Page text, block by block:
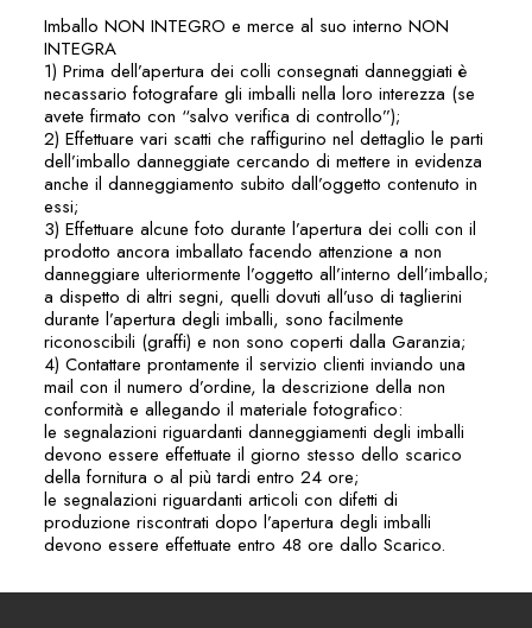
Imballo NON INTEGRO e merce al suo interno NON
INTEGRA
1) Prima dell’apertura dei colli consegnati danneggiati è
necassario fotografare gli imballi nella loro interezza (se
avete firmato con “salvo verifica di controllo”);
2) Effettuare vari scatti che raffigurino nel dettaglio le parti
dell’imballo danneggiate cercando di mettere in evidenza
anche il danneggiamento subito dall’oggetto contenuto in
essi;
3) Effettuare alcune foto durante l’apertura dei colli con il
prodotto ancora imballato facendo attenzione a non
danneggiare ulteriormente l’oggetto all’interno dell’imballo;
a dispetto di altri segni, quelli dovuti all’uso di taglierini
durante l’apertura degli imballi, sono facilmente
riconoscibili (graffi) e non sono coperti dalla Garanzia;
4) Contattare prontamente il servizio clienti inviando una
mail con il numero d’ordine, la descrizione della non
conformità e allegando il materiale fotografico:
le segnalazioni riguardanti danneggiamenti degli imballi
devono essere effettuate il giorno stesso dello scarico
della fornitura o al più tardi entro 24 ore;
le segnalazioni riguardanti articoli con difetti di
produzione riscontrati dopo l’apertura degli imballi
devono essere effettuate entro 48 ore dallo Scarico.